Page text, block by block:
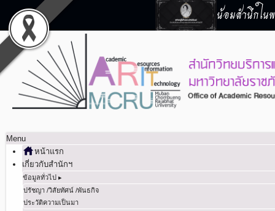
น้อมสำนึกใน
Menu
หน้าแรก
เกี่ยวกับสำนักฯ
ข้อมูลทั่วไป ▸
ปรัชญา /วิสัยทัศน์ /พันธกิจ
ประวัติความเป็นมา